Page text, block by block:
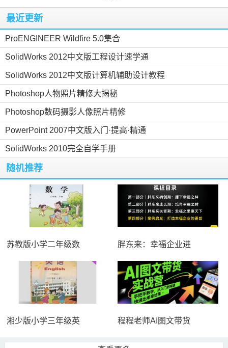
最近更新
ProENGINEER Wildfire 5.0集合
SolidWorks 2012中文版工程设计速学通
SolidWorks 2012中文版计算机辅助设计教程
Photoshop人物照片精修大揭秘
Photoshop数码摄影人像照片精修
PowerPoint 2007中文版入门·提高·精通
SolidWorks 2010完全自学手册
随机推荐
苏教版小学二年级数 胖东来：幸福企业进
湘少版小学三年级英 程程老师AI图文带货